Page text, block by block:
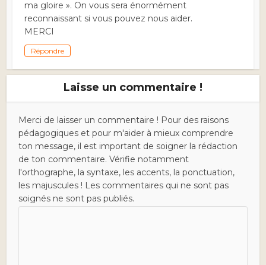
ma gloire ». On vous sera énormément
reconnaissant si vous pouvez nous aider.
MERCI
Répondre
Laisse un commentaire !
Merci de laisser un commentaire ! Pour des raisons
pédagogiques et pour m'aider à mieux comprendre
ton message, il est important de soigner la rédaction
de ton commentaire. Vérifie notamment
l'orthographe, la syntaxe, les accents, la ponctuation,
les majuscules ! Les commentaires qui ne sont pas
soignés ne sont pas publiés.